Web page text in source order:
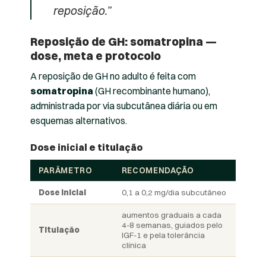
reposição.”
Reposição de GH: somatropina —
dose, meta e protocolo
A reposição de GH no adulto é feita com
somatropina (GH recombinante humano),
administrada por via subcutânea diária ou em
esquemas alternativos.
Dose inicial e titulação
PARÂMETRO RECOMENDAÇÃO
Dose inicial 0,1 a 0,2 mg/dia subcutâneo
Titulação
aumentos graduais a cada
4-8 semanas, guiados pelo
IGF-1 e pela tolerância
clínica